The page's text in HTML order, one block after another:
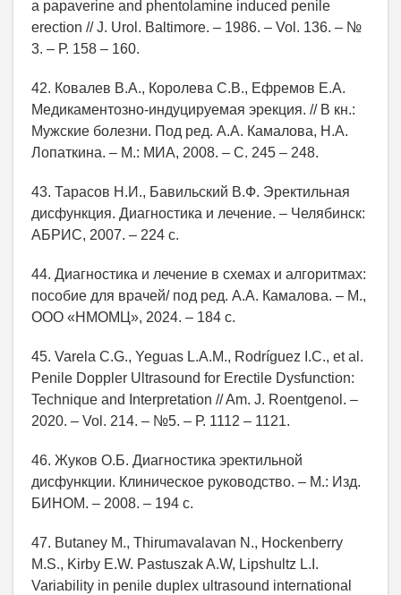
a papaverine and phentolamine induced penile
erection // J. Urol. Baltimore. – 1986. – Vol. 136. – №
3. – Р. 158 – 160.
42. Ковалев В.А., Королева С.В., Ефремов Е.А.
Медикаментозно-индуцируемая эрекция. // В кн.:
Мужские болезни. Под ред. А.А. Камалова, Н.А.
Лопаткина. – М.: МИА, 2008. – С. 245 – 248.
43. Тарасов Н.И., Бавильский В.Ф. Эректильная
дисфункция. Диагностика и лечение. – Челябинск:
АБРИС, 2007. – 224 с.
44. Диагностика и лечение в схемах и алгоритмах:
пособие для врачей/ под ред. А.А. Камалова. – М.,
ООО «НМОМЦ», 2024. – 184 с.
45. Varela C.G., Yeguas L.A.M., Rodríguez I.C., et al.
Penile Doppler Ultrasound for Erectile Dysfunction:
Technique and Interpretation // Am. J. Roentgenol. –
2020. – Vol. 214. – №5. – Р. 1112 – 1121.
46. Жуков О.Б. Диагностика эректильной
дисфункции. Клиническое руководство. – М.: Изд.
БИНОМ. – 2008. – 194 с.
47. Butaney M., Thirumavalavan N., Hockenberry
M.S., Kirby E.W. Pastuszak A.W, Lipshultz L.I.
Variability in penile duplex ultrasound international